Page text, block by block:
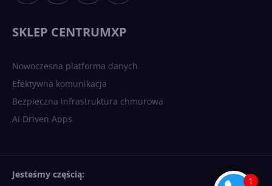
SKLEP CENTRUMXP
Nowoczesna platforma danych
Efektywna komunikacja
Bezpieczna infrastruktura chmurowa
AI Driven Apps
Jesteśmy częścią: